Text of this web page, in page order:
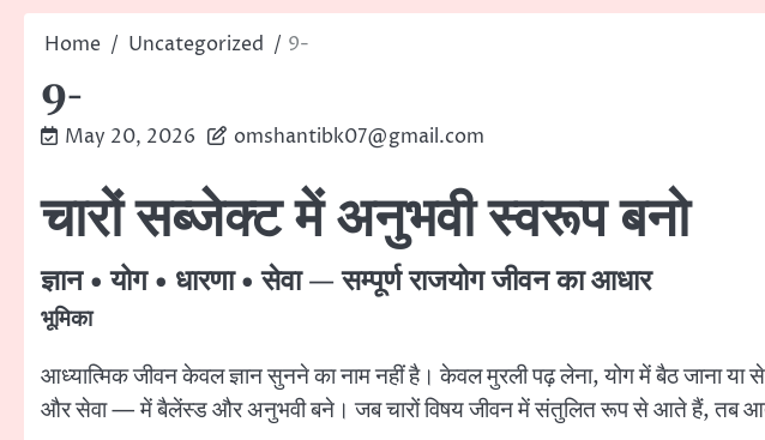
Home Uncategorized 9-
9-
May 20, 2026 omshantibk07@gmail.com
चारों सब्जेक्ट में अनुभवी स्वरूप बनो
ज्ञान • योग • धारणा • सेवा — सम्पूर्ण राजयोग जीवन का आधार
भूमिका
आध्यात्मिक जीवन केवल ज्ञान सुनने का नाम नहीं है। केवल मुरली पढ़ लेना, योग में बैठ जाना या
और सेवा — में बैलेंस्ड और अनुभवी बने। जब चारों विषय जीवन में संतुलित रूप से आते हैं, तब